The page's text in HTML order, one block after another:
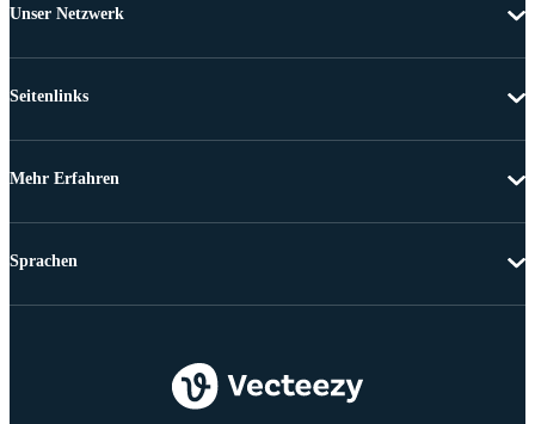
Unser Netzwerk
Seitenlinks
Mehr Erfahren
Sprachen